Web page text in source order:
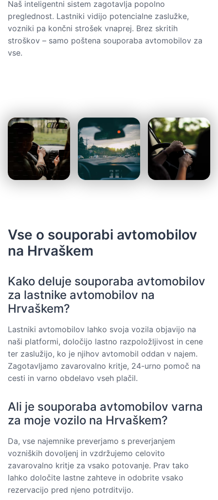
Naš inteligentni sistem zagotavlja popolno
preglednost. Lastniki vidijo potencialne zaslužke,
vozniki pa končni strošek vnaprej. Brez skritih
stroškov – samo poštena souporaba avtomobilov za
vse.
Vse o souporabi avtomobilov
na Hrvaškem
Kako deluje souporaba avtomobilov
za lastnike avtomobilov na
Hrvaškem?
Lastniki avtomobilov lahko svoja vozila objavijo na
naši platformi, določijo lastno razpoložljivost in cene
ter zaslužijo, ko je njihov avtomobil oddan v najem.
Zagotavljamo zavarovalno kritje, 24-urno pomoč na
cesti in varno obdelavo vseh plačil.
Ali je souporaba avtomobilov varna
za moje vozilo na Hrvaškem?
Da, vse najemnike preverjamo s preverjanjem
vozniških dovoljenj in vzdržujemo celovito
zavarovalno kritje za vsako potovanje. Prav tako
lahko določite lastne zahteve in odobrite vsako
rezervacijo pred njeno potrditvijo.